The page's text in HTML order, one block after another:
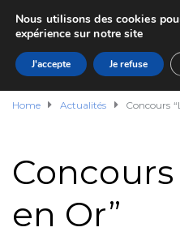
Home Actualités Concours
en Or”
Nous utilisons des cookies
expérience sur notre site
J'accepte Je refuse